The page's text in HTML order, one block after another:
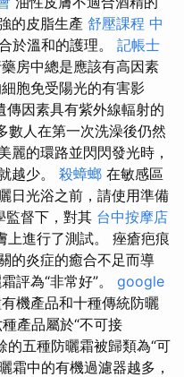
的皮脂生產 舒壓課程 中
於溫和的護理。 記帳士
房中總是應該有高因素
胞免受陽光的有害影
傳因素具有紫外線輻射的
數人在第一次洗澡後仍然
麗的環路並閃閃發光時，
越少。 殺蟑螂 在敏感區
日光浴之前，請使用準備
監督下，對其 台中按摩店
上進行了測試。 痤瘡疤痕
的炎症的癒合不足而導
評為“非常好”。 google
機產品和十種傳統防曬
產品屬於“不可接
的五種防曬霜被歸類為“可
霜中的有機過濾器越多，